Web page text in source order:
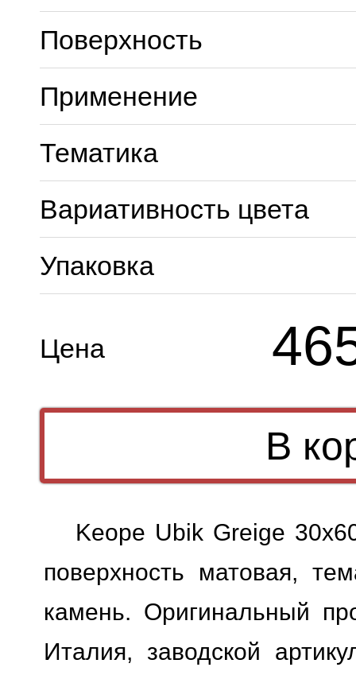
Поверхность
Применение
Тематика
Вариативность цвета
Упаковка
Цена
Keope Ubik Greige
поверхность матовая,
камень. Оригинальный
Италия, заводской